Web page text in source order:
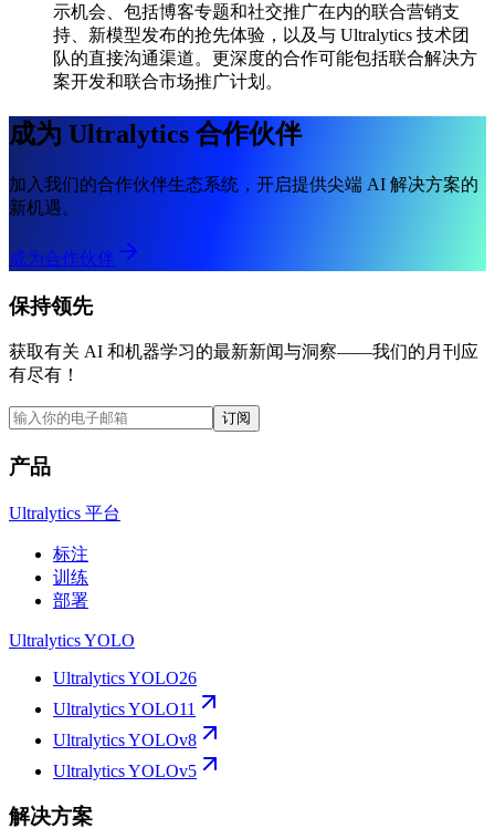
示机会、包括博客专题和社交推广在内的联合营销支
持、新模型发布的抢先体验，以及与 Ultralytics 技术团
队的直接沟通渠道。更深度的合作可能包括联合解决方
案开发和联合市场推广计划。
成为 Ultralytics 合作伙伴
加入我们的合作伙伴生态系统，开启提供尖端 AI 解决方案的
新机遇。
成为合作伙伴
保持领先
获取有关 AI 和机器学习的最新新闻与洞察——我们的月刊应
有尽有！
订阅
产品
Ultralytics 平台
标注
训练
部署
Ultralytics YOLO
Ultralytics YOLO26
Ultralytics YOLO11
Ultralytics YOLOv8
Ultralytics YOLOv5
解决方案